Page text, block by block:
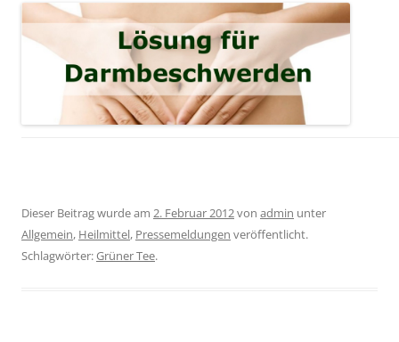
Dieser Beitrag wurde am 2. Februar 2012von admin unter
Allgemein, Heilmittel, Pressemeldungen veröffentlicht.
Schlagwörter:Grüner Tee.